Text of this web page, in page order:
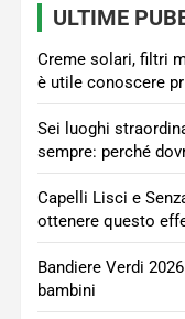
ULTIME
Creme solari, filtri
è utile conoscere
Sei luoghi
sempre: perché
Capelli Lisci e
ottenere questo
Bandiere Verdi
bambini